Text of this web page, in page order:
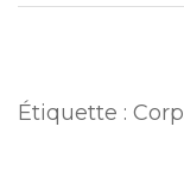
Étiquette :